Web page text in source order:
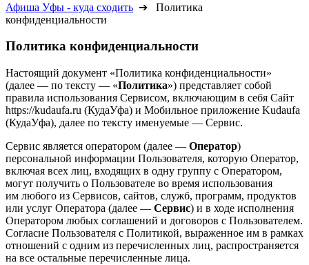
Афиша Уфы - куда сходить ➔ Политика
конфиденциальности
Политика конфиденциальности
Настоящий документ «Политика конфиденциальности»
(далее — по тексту — «Политика») представляет собой
правила использования Сервисом, включающим в себя Сайт
https://kudaufa.ru (КудаУфа) и Мобильное приложение Kudaufa
(КудаУфа), далее по тексту именуемые — Сервис.
Сервис является оператором (далее — Оператор)
персональной информации Пользователя, которую Оператор,
включая всех лиц, входящих в одну группу с Оператором,
могут получить о Пользователе во время использования
им любого из Сервисов, сайтов, служб, программ, продуктов
или услуг Оператора (далее — Сервис) и в ходе исполнения
Оператором любых соглашений и договоров с Пользователем.
Согласие Пользователя с Политикой, выраженное им в рамках
отношений с одним из перечисленных лиц, распространяется
на все остальные перечисленные лица.